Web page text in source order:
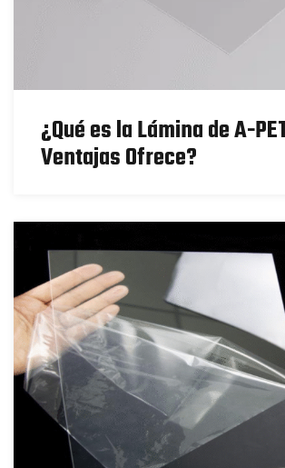
¿Qué es la Lámina de A-
Ventajas Ofrece?